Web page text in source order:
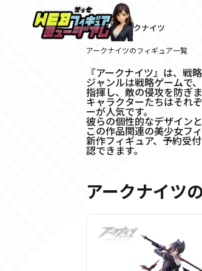
ホーム>アークナイツ
アークナイツのフィギュア一覧
『アークナイツ』は、戦
ジャンルは戦略ゲームで
指揮し、敵の侵攻を防ぎま
キャラクターたちはそれ
ーが人気です。
彼らの個性的なデザイン
この作品関連の美少女フ
新作フィギュア、予約受
認できます。
アークナイツ